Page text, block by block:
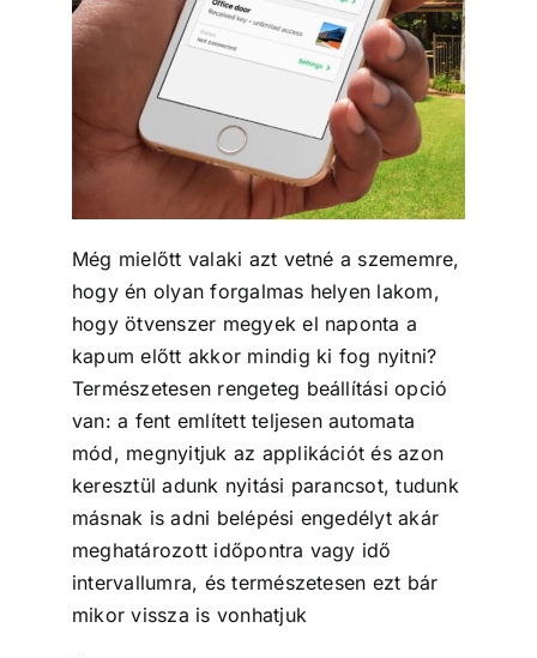
Még mielőtt valaki azt vetné a szememre,
hogy én olyan forgalmas helyen lakom,
hogy ötvenszer megyek el naponta a
kapum előtt akkor mindig ki fog nyitni?
Természetesen rengeteg beállítási opció
van: a fent említett teljesen automata
mód, megnyitjuk az applikációt és azon
keresztül adunk nyitási parancsot, tudunk
másnak is adni belépési engedélyt akár
meghatározott időpontra vagy idő
intervallumra, és természetesen ezt bár
mikor vissza is vonhatjuk